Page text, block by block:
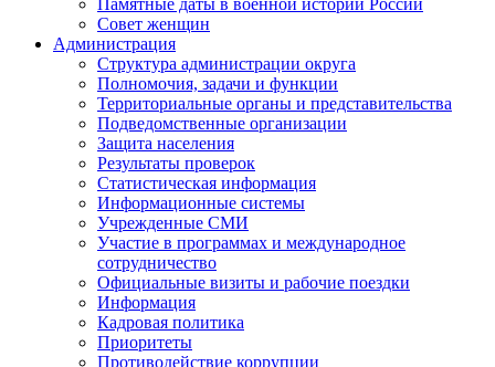
Памятные даты в военной истории России
Совет женщин
Администрация
Структура администрации округа
Полномочия, задачи и функции
Территориальные органы и представительства
Подведомственные организации
Защита населения
Результаты проверок
Статистическая информация
Информационные системы
Учрежденные СМИ
Участие в программах и международное
сотрудничество
Официальные визиты и рабочие поездки
Информация
Кадровая политика
Приоритеты
Противодействие коррупции